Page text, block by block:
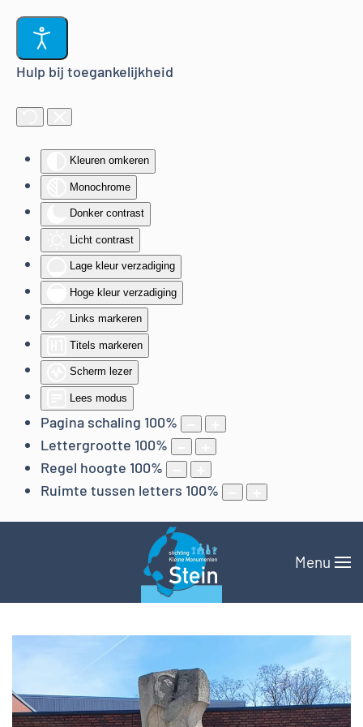
Hulp bij toegankelijkheid
Kleuren omkeren
Monochrome
Donker contrast
Licht contrast
Lage kleur verzadiging
Hoge kleur verzadiging
Links markeren
Titels markeren
Scherm lezer
Lees modus
Pagina schaling 100%
Lettergrootte 100%
Regel hoogte 100%
Ruimte tussen letters 100%
Terug naar hoofdinhoud
Menu